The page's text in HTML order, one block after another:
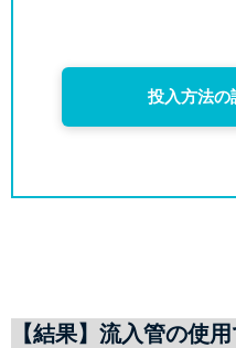
投入方法の
【結果】流入管の使